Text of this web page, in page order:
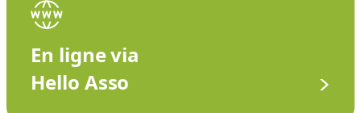
En ligne via
Hello Asso